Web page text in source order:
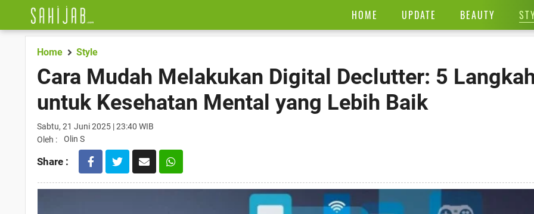
HOME UPDATE BEAUTY
Home Style
Cara Mudah Melakukan Digital Declutter: 5
untuk Kesehatan Mental yang Lebih Baik
Sabtu, 21 Juni 2025 | 23:40 WIB
Oleh :
Olin S
Share :